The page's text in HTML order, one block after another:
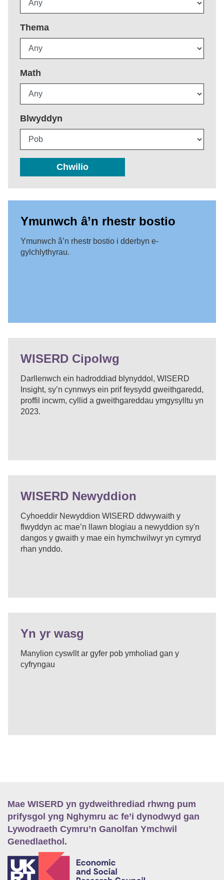
Thema
Math
Blwyddyn
Chwilio
Ymunwch â’n rhestr bostio
Ymunwch â’n rhestr bostio i dderbyn e-
gylchlythyrau.
WISERD Cipolwg
Darllenwch ein hadroddiad blynyddol, WISERD
Insight, sy’n cynnwys ein prif feysydd gweithgaredd,
proffil incwm, cyllid a gweithgareddau ymgysylltu yn
2023.
WISERD Newyddion
Cyhoeddir Newyddion WISERD ddwywaith y
flwyddyn ac mae’n llawn blogiau a newyddion sy'n
dangos y gwaith y mae ein hymchwilwyr yn cymryd
rhan ynddo.
Yn yr wasg
Manylion cyswllt ar gyfer pob ymholiad gan y
cyfryngau
Mae WISERD yn gydweithrediad rhwng pum
prifysgol yng Nghymru ac fe’i dynodwyd gan
Lywodraeth Cymru’n Ganolfan Ymchwil
Genedlaethol.